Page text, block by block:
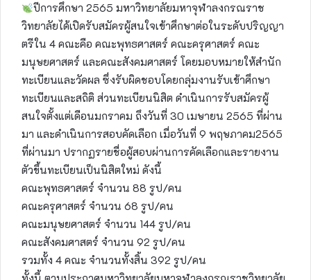
ปีการศึกษา 2565 มหาวิทยาลัยมหาจุฬาลงกรณราช
วิทยาลัยได้เปิดรับสมัครผู้สนใจเข้าศึกษาต่อในระดับปริญญา
ตรีใน 4 คณะคือ คณะพุทธศาสตร์ คณะครุศาสตร์ คณะ
มนุษยศาสตร์ และคณะสังคมศาสตร์ โดยมอบหมายให้สำนัก
ทะเบียนและวัดผล ซึ่งรับผิดชอบโดยกลุ่มงานรับเข้าศึกษา
ทะเบียนและสถิติ ส่วนทะเบียนนิสิต ดำเนินการรับสมัครผู้
สนใจตั้งแต่เดือนมกราคม ถึงวันที่ 30 เมษายน 2565 ที่ผ่าน
มา และดำเนินการสอบคัดเลือก เมื่อวันที่ 9 พฤษภาคม2565
ที่ผ่านมา ปรากฏรายชื่อผู้สอบผ่านการคัดเลือกและรายงาน
ตัวขึ้นทะเบียนเป็นนิสิตใหม่ ดังนี้
คณะพุทธศาสตร์ จำนวน 88 รูป/คน
คณะครุศาสตร์ จำนวน 68 รูป/คน
คณะมนุษยศาสตร์ จำนวน 144 รูป/คน
คณะสังคมศาสตร์ จำนวน 92 รูป/คน
รวมทั้ง 4 คณะ จำนวนทั้งสิ้น 392 รูป/คน